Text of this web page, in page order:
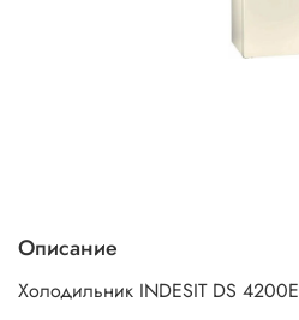
Описание
Холодильник INDESIT DS 4200E